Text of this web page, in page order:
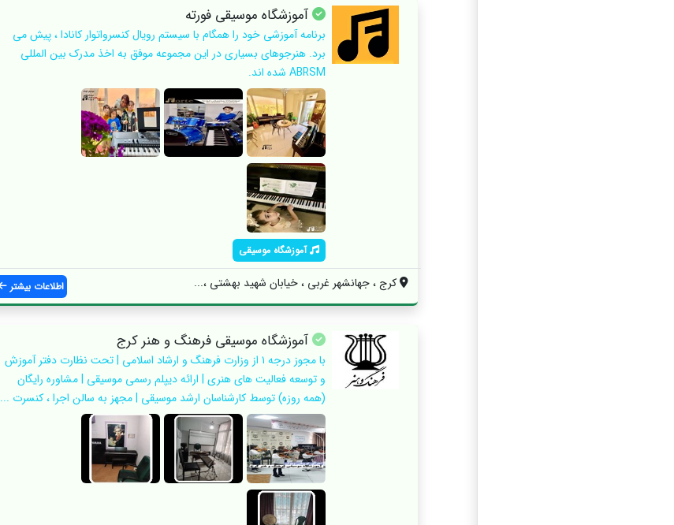
آموزشگاه موسیقی فورته
برنامه آموزشی خود را همگام با سیستم رویال کنسرواتوار کانادا ، پیش می
برد. هنرجوهای بسیاری در این مجموعه موفق به اخذ مدرک بین المللی
ABRSM شده اند.
آموزشگاه موسیقی
کرج ، جهانشهر غربی ، خیابان شهید بهشتی ،... اطلاعات بیشتر
آموزشگاه موسیقی فرهنگ و هنر کرج
با مجوز درجه ۱ از وزارت فرهنگ و ارشاد اسلامی | تحت نظارت دفتر آموزش
و توسعه فعالیت های هنری | ارائه دیپلم رسمی موسیقی | مشاوره رایگان
(همه روزه) توسط کارشناسان ارشد موسیقی | مجهز به سالن اجرا ، کنسرت ...